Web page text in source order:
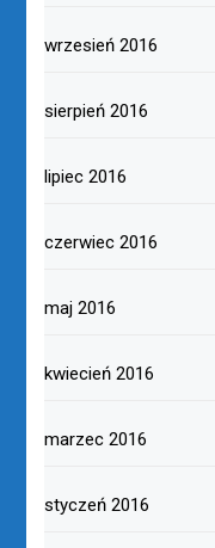
wrzesień 2016
sierpień 2016
lipiec 2016
czerwiec 2016
maj 2016
kwiecień 2016
marzec 2016
styczeń 2016